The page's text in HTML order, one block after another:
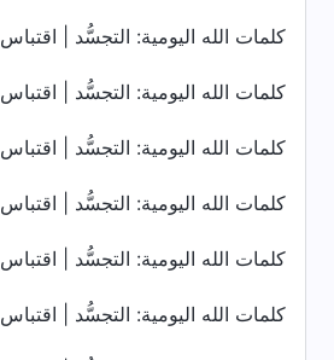
كلمات الله اليومية: التجسُّد | اقتباس 124
كلمات الله اليومية: التجسُّد | اقتباس 125
كلمات الله اليومية: التجسُّد | اقتباس 126
كلمات الله اليومية: التجسُّد | اقتباس 127
كلمات الله اليومية: التجسُّد | اقتباس 128
كلمات الله اليومية: التجسُّد | اقتباس 129